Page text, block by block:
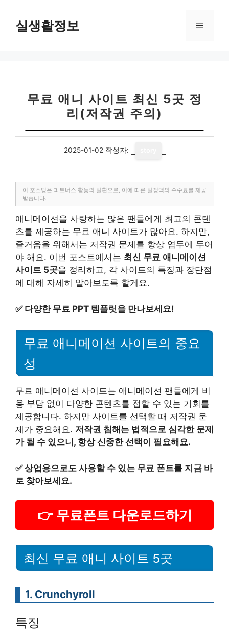
실생활정보 메
무료 애니 사이트 최신 5곳 정
리(저작권 주의)
2025-01-02 작성자:
이 포스팅은 파트너스 활동의 일환으로, 이에 따른 일정액의 수수료를 제공
받습니다.
애니메이션을 사랑하는 많은 팬들에게 최고의 콘텐
츠를 제공하는 무료 애니 사이트가 많아요. 하지만,
즐거움을 위해서는 저작권 문제를 항상 염두에 두어
야 해요. 이번 포스트에서는 최신 무료 애니메이션
사이트 5곳을 정리하고, 각 사이트의 특징과 장단점
에 대해 자세히 알아보도록 할게요.
✅ 다양한 무료 PPT 템플릿을 만나보세요!
무료 애니메이션 사이트의 중요
성
무료 애니메이션 사이트는 애니메이션 팬들에게 비
용 부담 없이 다양한 콘텐츠를 접할 수 있는 기회를
제공합니다. 하지만 사이트를 선택할 때 저작권 문
제가 중요해요. 저작권 침해는 법적으로 심각한 문제
가 될 수 있으니, 항상 신중한 선택이 필요해요.
✅상업용으로도 사용할 수 있는 무료 폰트를 지금 바
로 찾아보세요.
👉 무료폰트 다운로드하기
최신 무료 애니 사이트 5곳
1. Crunchyroll
특징